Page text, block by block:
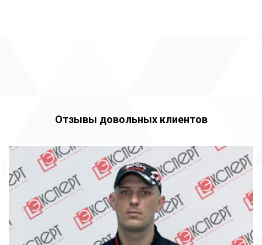
Отзывы довольных клиентов